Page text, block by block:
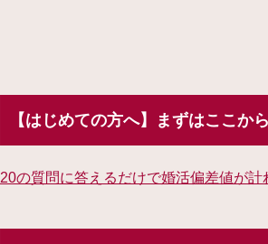
【はじめての方へ】まずはここから
20の質問に答えるだけで婚活偏差値が計